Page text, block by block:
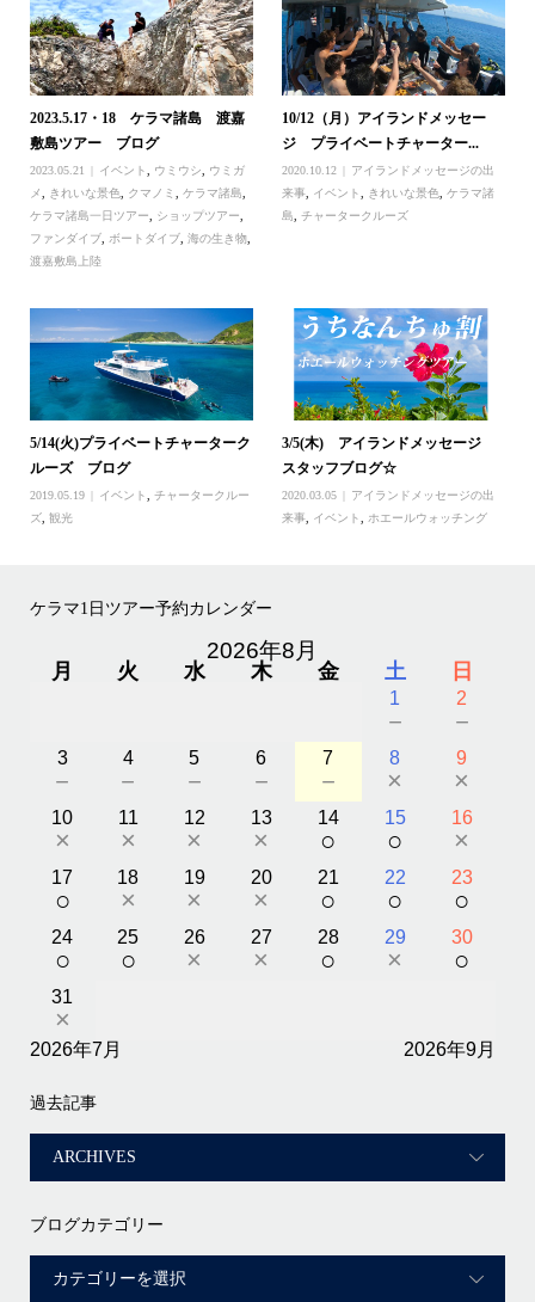
2023.5.17・18 ケラマ諸島 渡嘉
敷島ツアー ブログ
2023.05.21 イベント, ウミウシ, ウミガ
メ, きれいな景色, クマノミ , ケラマ諸島,
ケラマ諸島一日ツアー, ショップツアー,
ファンダイブ, ボートダイブ, 海の生き物,
渡嘉敷島上陸
10/12（月）アイランドメッセー
ジ プライベートチャーター...
2020.10.12
アイランドメッセージの出
来事, イベント, きれいな景色,ケラマ諸
島,チャータークルーズ
5/14(火)プライベートチャーターク
ルーズ ブログ
2019.05.19 イベント
チャータークルー
ズ, 観光
3/5(木) アイランドメッセージ
スタッフブログ☆
2020.03.05
アイランドメッセージの出
来事
イベント ホエールウォッチング
ケラマ1日ツアー予約カレンダー
2026年8月
月 火 水 木 金 土 日
1
－
2
－
3
－
4
－
5
－
6
－
7
－
8
×
9
×
10
×
11
×
12
×
13
×
14
○
15
○
16
×
17
○
18
×
19
×
20
×
21
○
22
○
23
○
24
○
25
○
26
×
27
×
28
○
29
×
30
○
31
×
2026年7月 2026年9月
過去記事
ブログカテゴリー